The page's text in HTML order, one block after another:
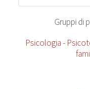
Gruppi di
Psicologia -